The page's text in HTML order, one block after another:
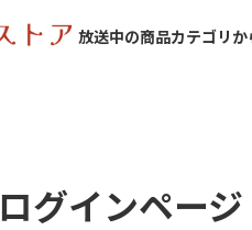
放送中の商品カテゴリか
ログインページ